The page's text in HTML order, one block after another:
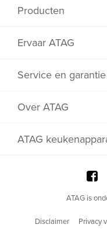
Producten
Ervaar ATAG
Service en garantie
Over ATAG
ATAG
ATAG is
Disclaimer Privacy